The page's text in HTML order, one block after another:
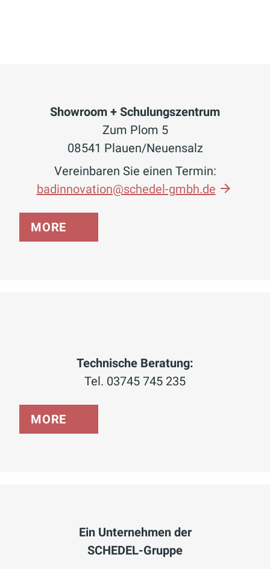
Showroom + Schulungszentrum
Zum Plom 5
08541 Plauen/Neuensalz
Vereinbaren Sie einen Termin:
badinnovation@schedel-gmbh.de
MORE
Technische Beratung:
Tel. 03745 745 235
MORE
Ein Unternehmen der
SCHEDEL-Gruppe